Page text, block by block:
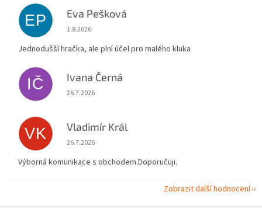
EP Eva Pešková
Hodnocení obchodu je 5 z 5 hvězdiček.
1.8.2026
Jednodušší hračka, ale plní účel pro malého kluka
IČ Ivana Černá
Hodnocení obchodu je 5 z 5 hvězdiček.
26.7.2026
VK Vladimír Král
Hodnocení obchodu je 5 z 5 hvězdiček.
26.7.2026
Výborná komunikace s obchodem.Doporučuji.
Zobrazit další hodnocení